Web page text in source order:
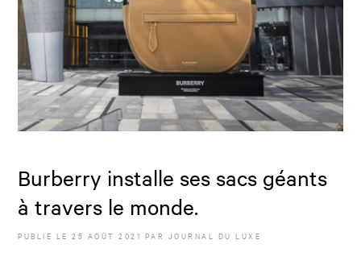
Burberry installe ses sacs géants
à travers le monde.
PUBLIÉ LE25 AOÛT 2021 PAR JOURNAL DU LUXE